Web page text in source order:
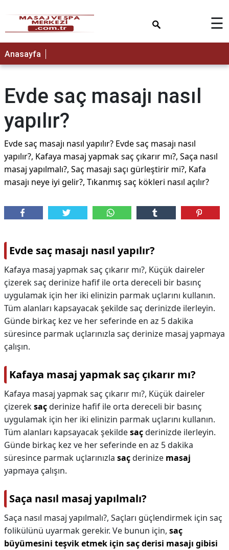
☰
Anasayfa
Evde saç masajı nasıl
yapılır?
Evde saç masajı nasıl yapılır? Evde saç masajı nasıl
yapılır?, Kafaya masaj yapmak saç çıkarır mı?, Saça nasıl
masaj yapılmalı?, Saç masajı saçı gürleştirir mi?, Kafa
masajı neye iyi gelir?, Tıkanmış saç kökleri nasıl açılır?
Evde saç masajı nasıl yapılır?
Kafaya masaj yapmak saç çıkarır mı?, Küçük daireler
çizerek saç derinize hafif ile orta dereceli bir basınç
uygulamak için her iki elinizin parmak uçlarını kullanın.
Tüm alanları kapsayacak şekilde saç derinizde ilerleyin.
Günde birkaç kez ve her seferinde en az 5 dakika
süresince parmak uçlarınızla saç derinize masaj yapmaya
çalışın.
Kafaya masaj yapmak saç çıkarır mı?
Kafaya masaj yapmak saç çıkarır mı?, Küçük daireler
çizereksaçderinize hafif ile orta dereceli bir basınç
uygulamak için her iki elinizin parmak uçlarını kullanın.
Tüm alanları kapsayacak şekildesaçderinizde ilerleyin.
Günde birkaç kez ve her seferinde en az 5 dakika
süresince parmak uçlarınızla saçderinize masaj
yapmaya çalışın.
Saça nasıl masaj yapılmalı?
Saça nasıl masaj yapılmalı?, Saçları güçlendirmek için saç
folikülünü uyarmak gerekir. Ve bunun için, saç
büyümesini teşvik etmek için saç derisi masajı gibisi